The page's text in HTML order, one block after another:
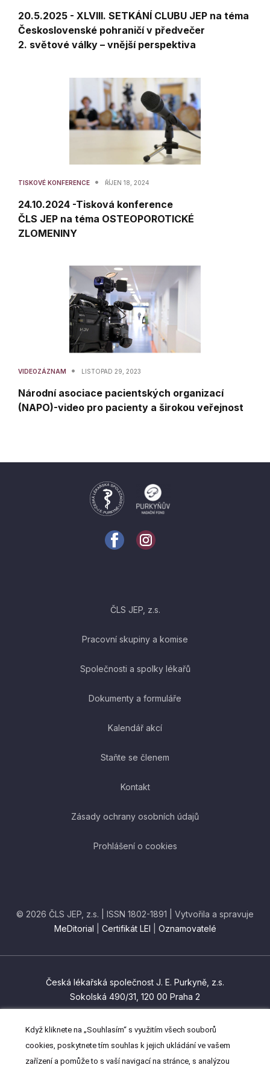
20.5.2025 - XLVIII. SETKÁNÍ CLUBU JEP na téma
Československé pohraničí v předvečer
2. světové války – vnější perspektiva
TISKOVÉ KONFERENCE • ŘÍJEN 18, 2024
24.10.2024 -Tisková konference
ČLS JEP na téma OSTEOPOROTICKÉ
ZLOMENINY
VIDEOZÁZNAM • LISTOPAD 29, 2023
Národní asociace pacientských organizací
(NAPO)-video pro pacienty a širokou veřejnost
ČLS JEP, z.s.
Pracovní skupiny a komise
Společnosti a spolky lékařů
Dokumenty a formuláře
Kalendář akcí
Staňte se členem
Kontakt
Zásady ochrany osobních údajů
Prohlášení o cookies
© 2026 ČLS JEP, z.s. | ISSN 1802-1891 | Vytvořila a spravuje
MeDitorial
Certifikát LEI Oznamovatelé
Česká lékařská společnost J. E. Purkyně, z.s.
Sokolská 490/31, 120 00 Praha 2
(+420) 224 266 201
Když kliknete na „Souhlasím“ s využitím všech souborů
cookies, poskytnete tím souhlas k jejich ukládání ve vašem
zařízení a pomůže to s vaší navigací na stránce, s analýzou